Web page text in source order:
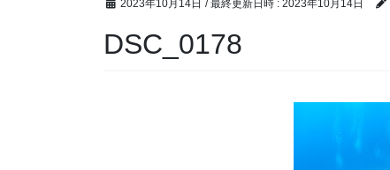
2023年10月14日 / 最終更新日時 : 2023年10月14日
DSC_0178